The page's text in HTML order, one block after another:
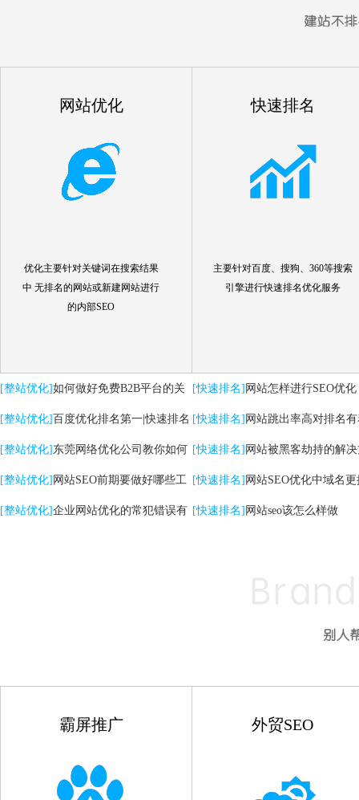
网站优化
优化主要针对关键词在搜索结果
中 无排名的网站或新建网站进行
的内部SEO
快速排名
主要针对百度、搜狗、360等搜索
引擎进行快速排名优化服务
[整站优化]如何做好免费B2B平台的关
键词优化推广
[整站优化]百度优化排名第一|快速排名
关键词|自然排名优化
[整站优化] 东莞网络优化公司教你如何
提升网站转化率
[整站优化] 网站SEO前期要做好哪些工
作
[整站优化]企业网站优化的常犯错误有
[快速排名] 网站怎样进行SEO优化
[快速排名] 网站跳出率高对排名
高的影响
[快速排名] 网站被黑客劫持的解
[快速排名] 网站SEO优化中域名
点
[快速排名] 网站seo该怎么样做
霸屏推广 外贸SEO